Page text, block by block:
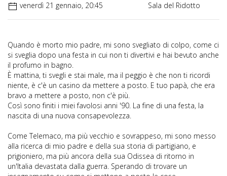
venerdì 21 gennaio, 20:45 Sala del Ridotto
Quando è morto mio padre, mi sono svegliato di colpo, come ci
si sveglia dopo una festa in cui non ti divertivi e hai bevuto anche
il profumo in bagno.
È mattina, ti svegli e stai male, ma il peggio è che non ti ricordi
niente, è c'è un casino da mettere a posto. E tuo papà, che era
bravo a mettere a posto, non c'è più.
Così sono finiti i miei favolosi anni '90. La fine di una festa, la
nascita di una nuova consapevolezza.
Come Telemaco, ma più vecchio e sovrappeso, mi sono messo
alla ricerca di mio padre e della sua storia di partigiano, e
prigioniero, ma più ancora della sua Odissea di ritorno in
un'Italia devastata dalla guerra. Sperando di trovare un